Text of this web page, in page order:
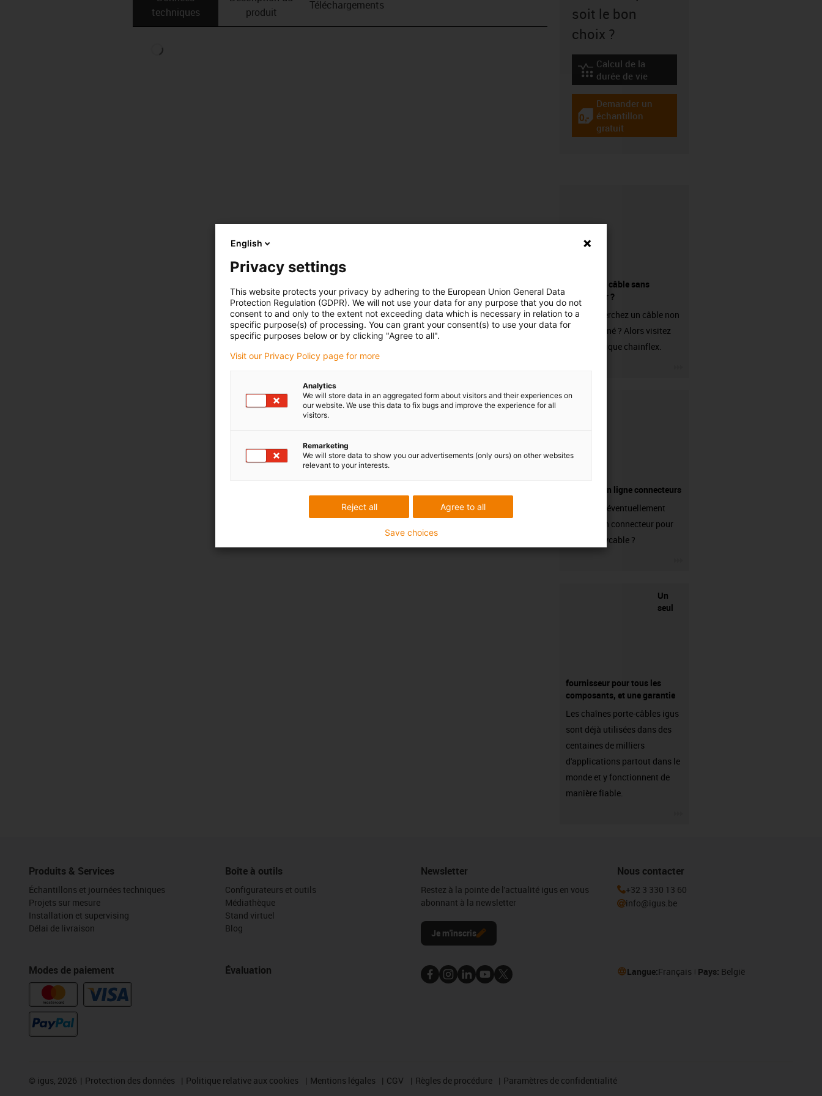
techniques
produit
Téléchargements
soit le bon
choix ?
igus-icon-lebensdauerrechner
Calcul de la
durée de vie
igus-icon-gratismuster
Demander un
échantillon
gratuit
Acheter un câble sans
connecteur ?
Vous recherchez un câble non
confectionné ? Alors visitez
notre boutique chainflex.
Boutique en ligne connecteurs
Avez-vous éventuellement
besoin d'un connecteur pour
votre readycable ?
Un
seul
fournisseur pour tous les
composants, et une garantie
Les chaînes porte-câbles igus
sont déjà utilisées dans des
centaines de milliers
d'applications partout dans le
monde et y fonctionnent de
manière fiable.
Produits & Services
Échantillons et journées techniques
Projets sur mesure
Installation et supervising
Délai de livraison
Modes de paiement
Boîte à outils
Configurateurs et outils
Médiathèque
Stand virtuel
Blog
Évaluation
Newsletter
Restez à la pointe de l'actualité igus en vous
abonnant à la newsletter
Je m'inscris
Nous contacter
+32 3 330 13 60
info@igus.be
Langue:Français Pays: België
© igus, 2026 Protection des données Politique relative aux cookies Mentions légales CGV Règles de procédure Paramètres de confidentialité
English
Privacy settings
This website protects your privacy by adhering to the European Union General Data
Protection Regulation (GDPR). We will not use your data for any purpose that you do not
consent to and only to the extent not exceeding data which is necessary in relation to a
specific purpose(s) of processing. You can grant your consent(s) to use your data for
specific purposes below or by clicking "Agree to all".
Visit our Privacy Policy page for more
Analytics
We will store data in an aggregated form about visitors and their experiences on
our website. We use this data to fix bugs and improve the experience for all
visitors.
Remarketing
We will store data to show you our advertisements (only ours) on other websites
relevant to your interests.
Agree to all
Reject all
Save choices